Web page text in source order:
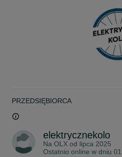
Przeżyj mega przygodę z
10.10-PRO. Model oferuje
komfortu i wydajności podczas
oczaruje Twoje zmysły i sprawi,
dynamiczną jazdę i doskonałą
Z e-Hard 10.10-PRO każda jazda
przygoda pełna wolności i radości.
Rama Alu 6061
Widelec ROCKSHOX PIKE
PRZEDSIĘBIORCA
elektrycznekolo
Na OLX od lipca 2025
Ostatnio online w dniu